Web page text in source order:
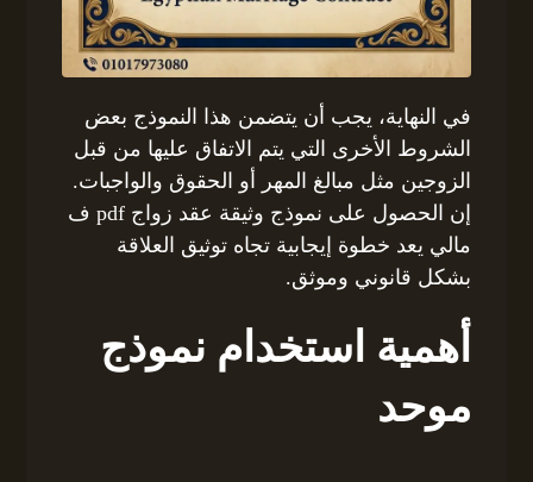
في النهاية، يجب أن يتضمن هذا النموذج بعض
الشروط الأخرى التي يتم الاتفاق عليها من قبل
الزوجين مثل مبالغ المهر أو الحقوق والواجبات.
إن الحصول على نموذج وثيقة عقد زواج pdf ف
مالي يعد خطوة إيجابية تجاه توثيق العلاقة
بشكل قانوني وموثق.
أهمية استخدام نموذج
موحد